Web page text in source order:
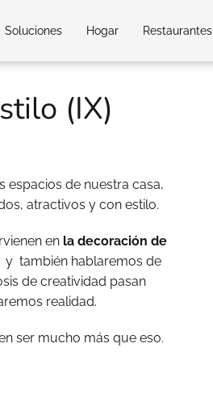
Soluciones Hogar Restaurantes
(IX)
espacios de nuestra casa,
atractivos y con estilo.
en la decoración de
y también hablaremos de
de creatividad pasan
realidad.
ser mucho más que eso.